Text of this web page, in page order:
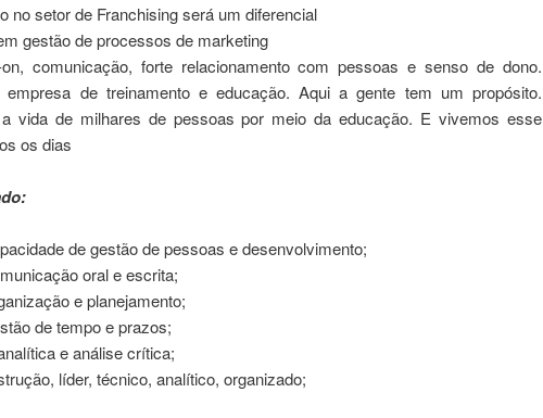
no setor de Franchising será um diferencial
gestão de processos de marketing
comunicação, forte relacionamento com pessoas e senso de dono.
de treinamento e educação. Aqui a gente tem um propósito.
vida de milhares de pessoas por meio da educação. E vivemos esse
os dias
de gestão de pessoas e desenvolvimento;
oral e escrita;
e planejamento;
de tempo e prazos;
e análise crítica;
líder, técnico, analítico, organizado;